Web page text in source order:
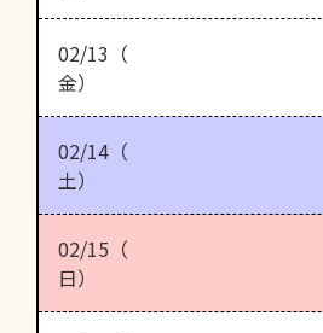
02/13（
金）
02/14（
土）
02/15（
日）